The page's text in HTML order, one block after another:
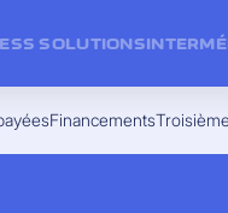
Financements
SOLUTIONS